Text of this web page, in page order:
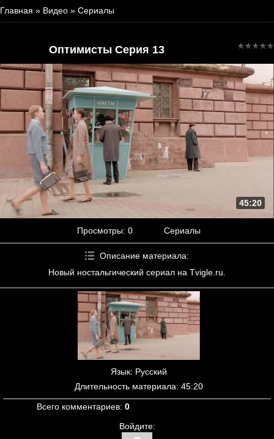
Главная » Видео » Сериалы
Оптимисты Серия 13
45:20
Просмотры: 0 Сериалы
Описание материала:
Новый ностальгический сериал на Tvigle.ru.
Язык: Русский
Длительность материала: 45:20
Всего комментариев: 0
Войдите: